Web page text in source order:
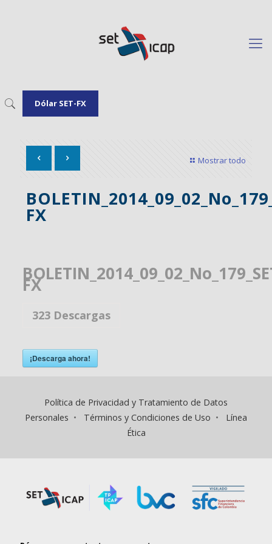
Dólar SET-FX
Mostrar todo
FX
FX
323Descargas
¡Descarga ahora!
Política de Privacidad y Tratamiento de Datos
Personales • Términos y Condiciones de Uso • Línea
Ética